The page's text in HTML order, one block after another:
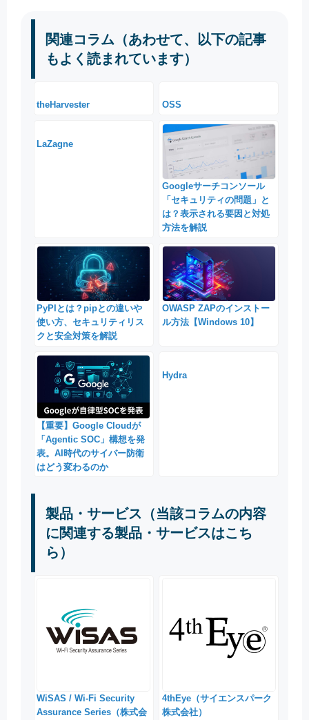
関連コラム（あわせて、以下の記事
もよく読まれています）
theHarvester OSS
LaZagne
Googleサーチコンソール
「セキュリティの問題」と
は？表示される要因と対処
方法を解説
PyPIとは？pipとの違いや
使い方、セキュリティリス
クと安全対策を解説
OWASP ZAPのインストー
ル方法【Windows 10】
【重要】Google Cloudが
「Agentic SOC」構想を発
表。AI時代のサイバー防衛
はどう変わるのか
Hydra
製品・サービス（当該コラムの内容
に関連する製品・サービスはこち
ら）
WiSAS / Wi-Fi Security
Assurance Series（株式会
4thEye（サイエンスパーク
株式会社）